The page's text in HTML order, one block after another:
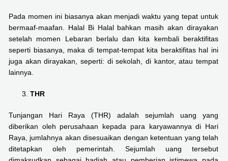
Pada momen ini biasanya akan menjadi waktu yang tepat untuk
bermaaf-maafan. Halal Bi Halal bahkan masih akan dirayakan
setelah momen Lebaran berlalu dan kita kembali beraktifitas
seperti biasanya, maka di tempat-tempat kita beraktifitas hal ini
juga akan dirayakan, seperti: di sekolah, di kantor, atau tempat
lainnya.
THR
Tunjangan Hari Raya (THR) adalah sejumlah uang yang
diberikan oleh perusahaan kepada para karyawannya di Hari
Raya, jumlahnya akan disesuaikan dengan ketentuan yang telah
ditetapkan oleh pemerintah. Sejumlah uang tersebut